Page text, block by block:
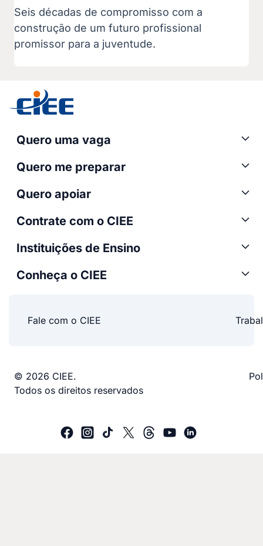
Seis décadas de compromisso com a
construção de um futuro profissional
promissor para a juventude.
Quero uma vaga
Quero me preparar
Quero apoiar
Contrate com o CIEE
Instituições de Ensino
Conheça o CIEE
Fale com o CIEE
© 2026 CIEE.
Todos os direitos reservados